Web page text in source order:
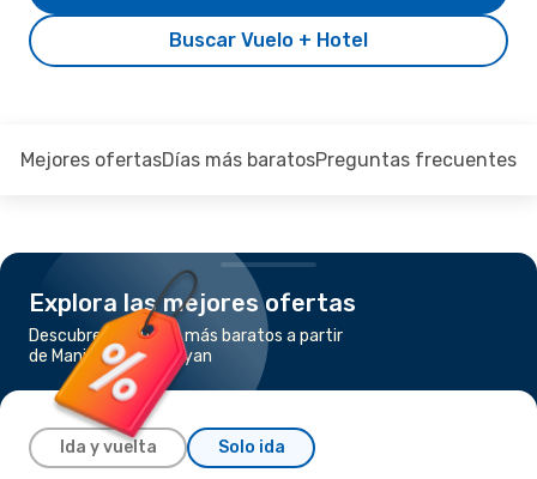
Buscar Vuelo + Hotel
Mejores ofertasDías más baratosPreguntas frecuentes
Explora las mejores ofertas
Descubre los vuelos más baratos a partir
de Manizales a Popayan
Ida y vuelta Solo ida